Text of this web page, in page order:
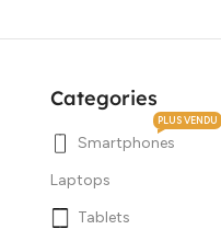
Categories
Smartphones
PLUS VENDU
Laptops
Tablets